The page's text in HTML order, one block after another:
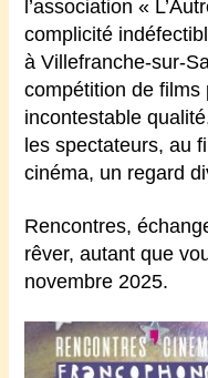
l’association «
complicité
à Villefranche-sur-
compétition de films
incontestable
les spectateurs, au
cinéma, un regard
Rencontres,
rêver, autant que
novembre 2025.